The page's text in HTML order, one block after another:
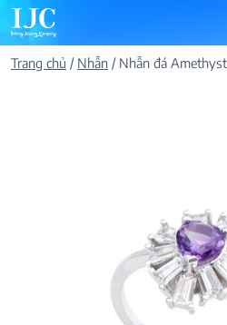
Skip
to
content
Trang chủ / Nhẫn / Nhẫn đá